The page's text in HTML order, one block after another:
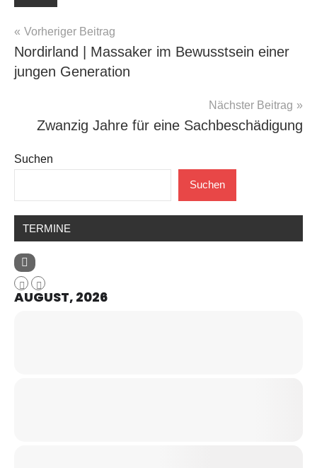
Beitragsnavigation
Vorheriger Beitrag
Nordirland | Massaker im Bewusstsein einer
jungen Generation
Nächster Beitrag
Zwanzig Jahre für eine Sachbeschädigung
Suchen
Suchen
TERMINE
AUGUST, 2026